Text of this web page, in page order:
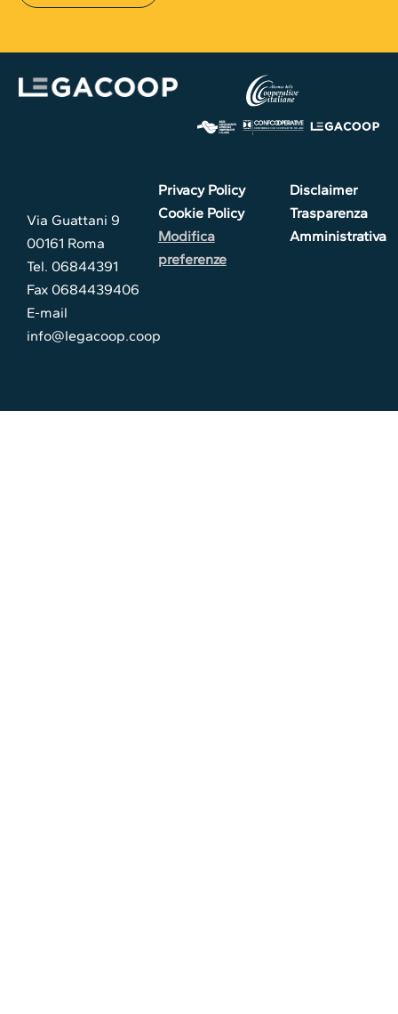
Via Guattani 9
00161 Roma
Tel. 06844391
Fax 0684439406
E-mail
info@legacoop.coop
Privacy Policy
Cookie Policy
Modifica
preferenze
Disclaimer
Trasparenza
Amministrativa